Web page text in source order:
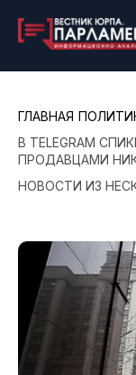
ГЛАВНАЯ
В TELEGRAM
ПРОДАВЦАМИ
НОВОСТИ ИЗ